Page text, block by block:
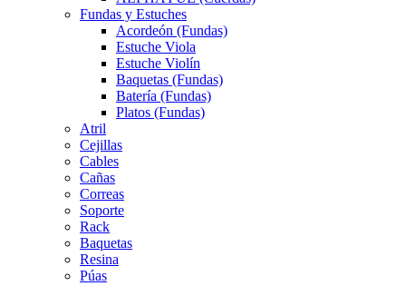
Fundas y Estuches
Acordeón (Fundas)
Estuche Viola
Estuche Violín
Baquetas (Fundas)
Batería (Fundas)
Platos (Fundas)
Atril
Cejillas
Cables
Cañas
Correas
Soporte
Rack
Baquetas
Resina
Púas